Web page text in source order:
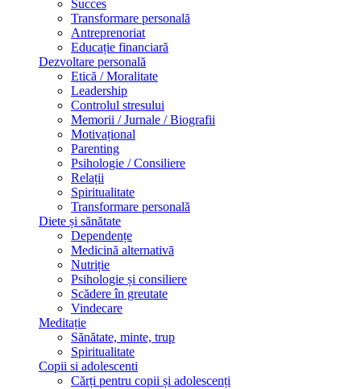
Succes
Transformare personală
Antreprenoriat
Educație financiară
Dezvoltare personală
Etică / Moralitate
Leadership
Controlul stresului
Memorii / Jurnale / Biografii
Motivațional
Parenting
Psihologie / Consiliere
Relații
Spiritualitate
Transformare personală
Diete și sănătate
Dependențe
Medicină alternativă
Nutriție
Psihologie și consiliere
Scădere în greutate
Vindecare
Meditație
Sănătate, minte, trup
Spiritualitate
Copii si adolescenti
Cărți pentru copii și adolescenți